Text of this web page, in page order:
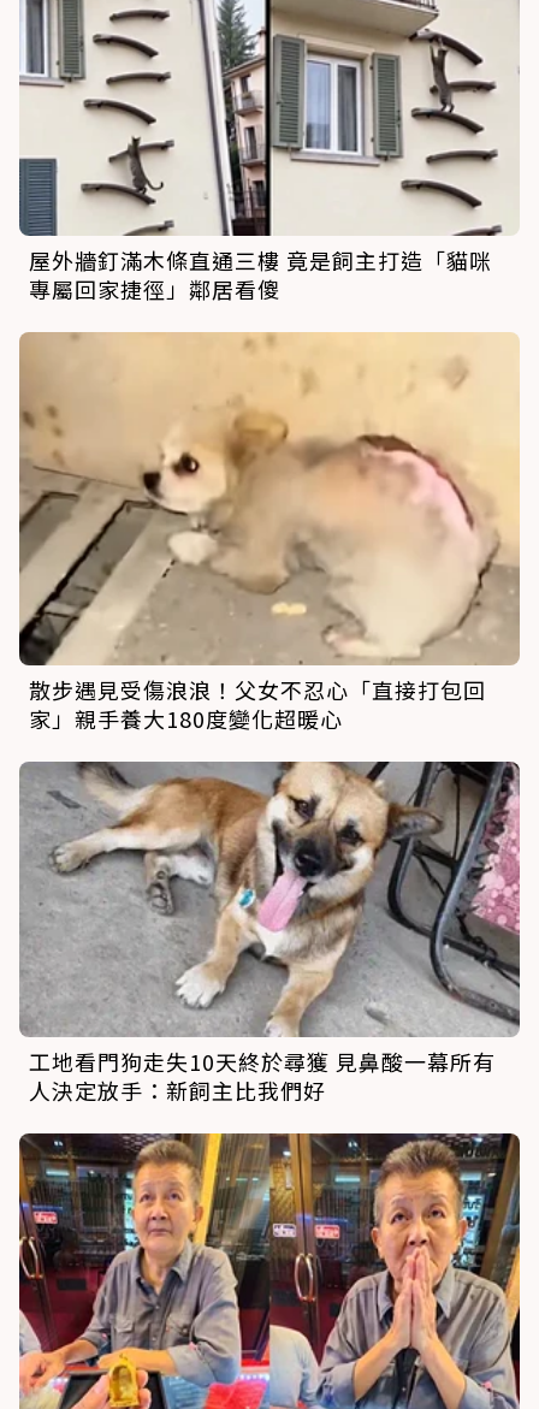
屋外牆釘滿木條直通三樓 竟是飼主打造「貓咪
專屬回家捷徑」鄰居看傻
散步遇見受傷浪浪！父女不忍心「直接打包回
家」親手養大180度變化超暖心
工地看門狗走失10天終於尋獲 見鼻酸一幕所有
人決定放手：新飼主比我們好